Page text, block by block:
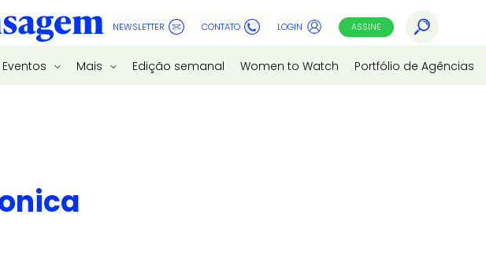
NEWSLETTER CONTATO LOGIN ASSINE
Eventos Mais Edição semanal Women to Watch Portfólio de Agências